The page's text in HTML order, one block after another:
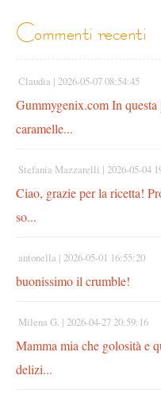
commenti recenti
Claudia | 2026-05-07 08:54:45
Gummygenix.com In
caramelle...
Stefania Mazzarelli | 2026-05-04
Ciao, grazie per la ricetta!
so...
antonella | 2026-05-01 16:55:20
buonissimo il crumble!
Milena G. | 2026-04-27 20:59:16
Mamma mia che golosità e
delizi...